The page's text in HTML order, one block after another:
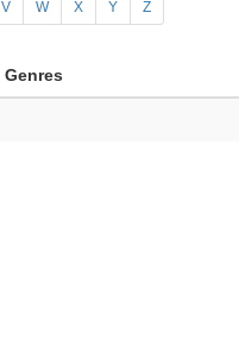
V W X Y Z
Genres